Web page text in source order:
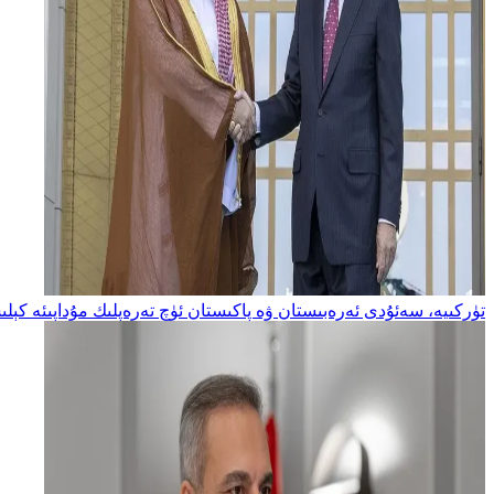
تۈركىيە، سەئۇدى ئەرەبىستان ۋە پاكىستان ئۈچ تەرەپلىك مۇداپىئە